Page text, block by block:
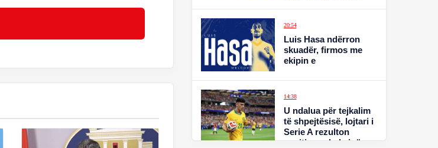
20:54
Luis Hasa ndërron
skuadër, firmos me
ekipin e
14:38
U ndalua për tejkalim
të shpejtësisë, lojtari i
Serie A rezulton
pozitiv me kokainë